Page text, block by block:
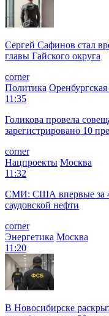
Сергей Сафинов стал
главы Гайского округа
corner
Политика Оренбургская
11:35
Голикова провела
зарегистрировано 10
corner
Нацпроекты Москва
11:32
СМИ: США впервые за 40
саудовской нефти
corner
Энергетика Москва
11:20
В Новосибирске